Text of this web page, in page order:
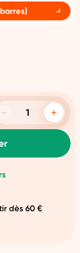
dès 60 €